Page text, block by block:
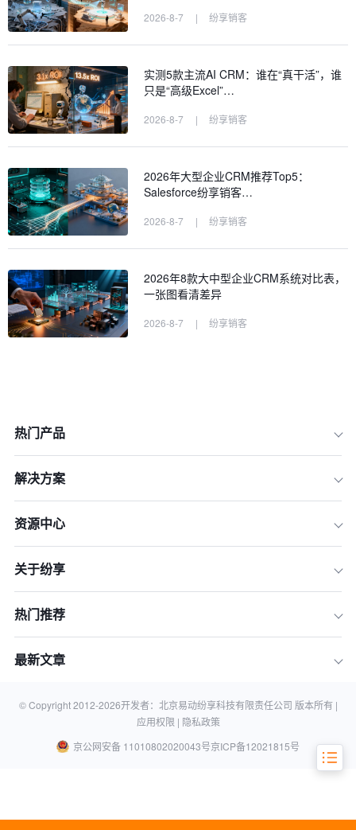
呢？
2026-8-7 | 纷享销客
实测5款主流AI CRM：谁在“真干活”，谁
只是“高级Excel”…
2026-8-7 | 纷享销客
2026年大型企业CRM推荐Top5：
Salesforce纷享销客…
2026-8-7 | 纷享销客
2026年8款大中型企业CRM系统对比表，
一张图看清差异
2026-8-7 | 纷享销客
热门产品
解决方案
资源中心
关于纷享
热门推荐
最新文章
© Copyright 2012-2026开发者：北京易动纷享科技有限责任公司 版本所有 |
应用权限 | 隐私政策
京公网安备 11010802020043号京ICP备12021815号